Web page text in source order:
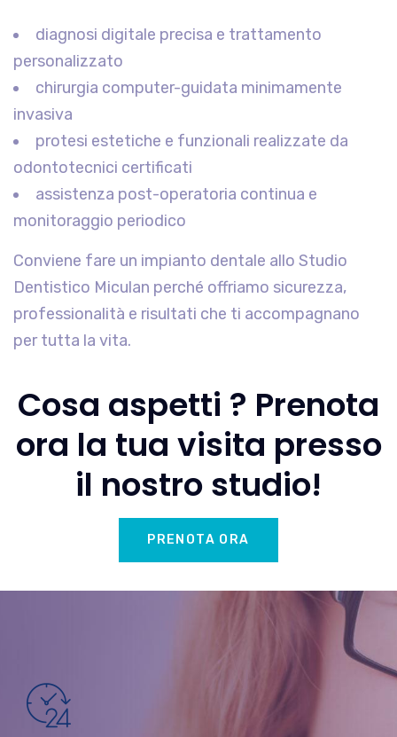
diagnosi digitale precisa e trattamento
personalizzato
chirurgia computer-guidata minimamente
invasiva
protesi estetiche e funzionali realizzate da
odontotecnici certificati
assistenza post-operatoria continua e
monitoraggio periodico
Conviene fare un impianto dentale allo Studio
Dentistico Miculan perché offriamo sicurezza,
professionalità e risultati che ti accompagnano
per tutta la vita.
Cosa aspetti ? Prenota
ora la tua visita presso
il nostro studio!
PRENOTA ORA